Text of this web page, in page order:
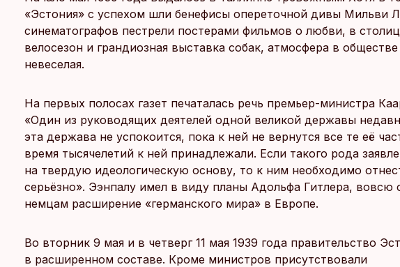
«Эстония» с успехом шли бенефисы опереточной дивы Мильви
синематографов пестрели постерами фильмов о любви, в
велосезон и грандиозная выставка собак, атмосфера в
невеселая.
На первых полосах газет печаталась речь премьер-министра
«Один из руководящих деятелей одной великой державы
эта держава не успокоится, пока к ней не вернутся все те её
время тысячелетий к ней принадлежали. Если такого рода
на твердую идеологическую основу, то к ним необходимо
серьёзно». Ээнпалу имел в виду планы Адольфа Гитлера, вовсю
немцам расширение «германского мира» в Европе.
Во вторник 9 мая и в четверг 11 мая 1939 года правительство
в расширенном составе. Кроме министров присутствовали